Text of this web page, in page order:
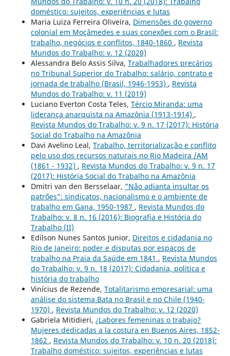
doméstico: sujeitos, experiências e lutas
Maria Luiza Ferreira Oliveira, Dimensões do governo
colonial em Moçâmedes e suas conexões com o Brasil:
trabalho, negócios e conflitos, 1840-1860 , Revista
Mundos do Trabalho: v. 12 (2020)
Alessandra Belo Assis Silva, Trabalhadores precários
no Tribunal Superior do Trabalho: salário, contrato e
jornada de trabalho (Brasil, 1946-1953) , Revista
Mundos do Trabalho: v. 11 (2019)
Luciano Everton Costa Teles, Tércio Miranda: uma
liderança anarquista na Amazônia (1913-1914) ,
Revista Mundos do Trabalho: v. 9 n. 17 (2017): História
Social do Trabalho na Amazônia
Davi Avelino Leal, Trabalho, territorialização e conflito
pelo uso dos recursos naturais no Rio Madeira /AM
(1861 - 1932) , Revista Mundos do Trabalho: v. 9 n. 17
(2017): História Social do Trabalho na Amazônia
Dmitri van den Bersselaar, "Não adianta insultar os
patrões": sindicatos, nacionalismo e o ambiente de
trabalho em Gana, 1950-1987 , Revista Mundos do
Trabalho: v. 8 n. 16 (2016): Biografia e História do
Trabalho (II)
Edilson Nunes Santos Junior, Direitos e cidadania no
Rio de Janeiro: poder e disputas por espaços de
trabalho na Praia da Saúde em 1841 , Revista Mundos
do Trabalho: v. 9 n. 18 (2017): Cidadania, política e
história do trabalho
Vinícius de Rezende, Totalitarismo empresarial: uma
análise do sistema Bata no Brasil e no Chile (1940-
1970) , Revista Mundos do Trabalho: v. 12 (2020)
Gabriela Mitidieri, ¿Labores femeninas o trabajo?
Mujeres dedicadas a la costura en Buenos Aires, 1852-
1862 , Revista Mundos do Trabalho: v. 10 n. 20 (2018):
Trabalho doméstico: sujeitos, experiências e lutas